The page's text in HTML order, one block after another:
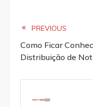
Read
more
articles
PREVIOUS
Como Ficar
Distribuição de